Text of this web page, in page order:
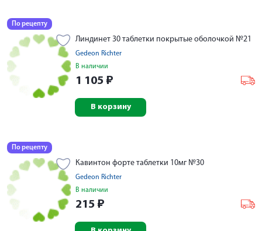
По рецепту
Линдинет 30 таблетки покрытые оболочкой №21
Gedeon Richter
В наличии
1 105 ₽
В корзину
По рецепту
Кавинтон форте таблетки 10мг №30
Gedeon Richter
В наличии
215 ₽